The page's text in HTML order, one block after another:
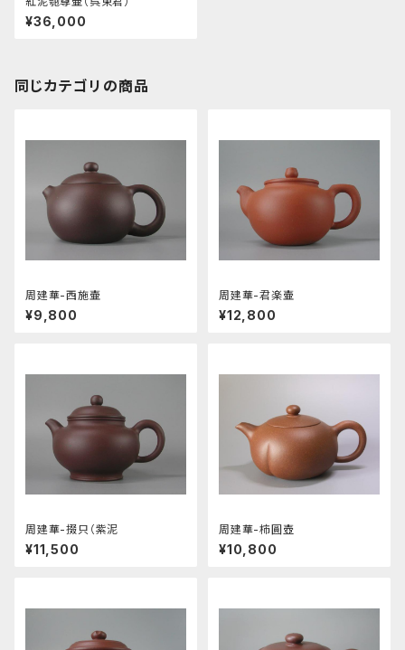
¥36,000
同じカテゴリの商品
周建華-西施壷
¥9,800
周建華-君楽壷
¥12,800
周建華-掇只（紫泥
¥11,500
周建華-柿圓壺
¥10,800